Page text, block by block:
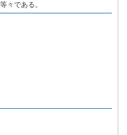
々である。